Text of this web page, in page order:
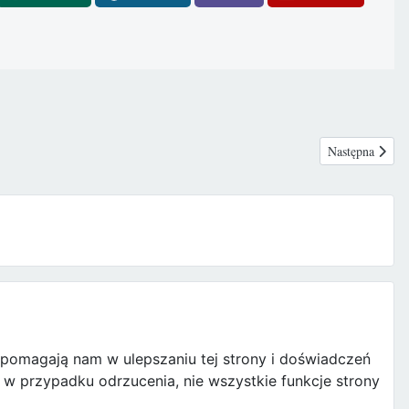
Następna
Następna
nam w ulepszaniu tej strony i doświadczeń
przypadku odrzucenia, nie wszystkie funkcje strony